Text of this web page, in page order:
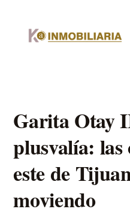
Garita Otay
plusvalía: las
este de
moviendo